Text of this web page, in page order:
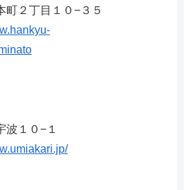
町２丁目１０−３５
波１０−１